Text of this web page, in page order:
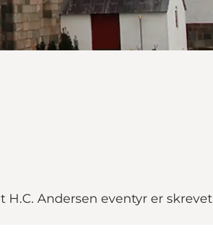
Andersen eventyr er skrevet